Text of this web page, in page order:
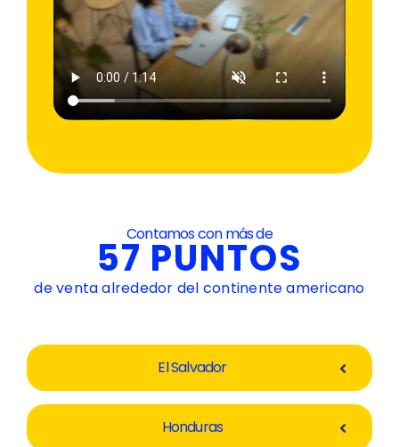
Contamos con más de
57 PUNTOS
de venta alrededor del continente americano
El Salvador
Honduras